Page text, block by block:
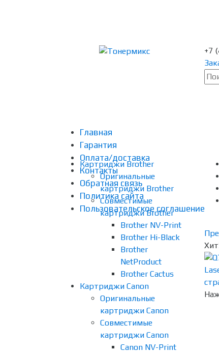
+7
Главная
Гарантия
Оплата/доставка
Контакты
Обратная связь
Политика сайта
Пользовательское соглашение
Картриджи Brother
Оригинальные
картриджи Brother
Совместимые
картриджи Brother
Brother NV-Print
Brother Hi-Black
Brother
NetProduct
Brother Cactus
Картриджи Canon
Оригинальные
картриджи Canon
Совместимые
картриджи Canon
Canon NV-Print